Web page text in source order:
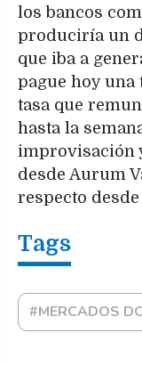
los bancos
produciría un
que iba a
pague hoy una
tasa que
hasta la
improvisación
desde Aurum
respecto
#MERCADOS